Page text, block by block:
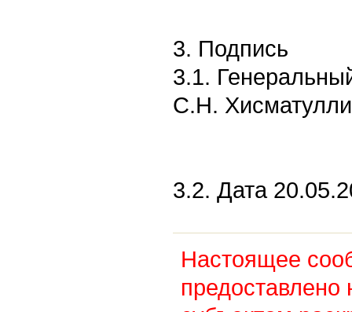
3. Подпись
3.1.
С.Н.
3.2. Дата
Настоящее
предоставлено